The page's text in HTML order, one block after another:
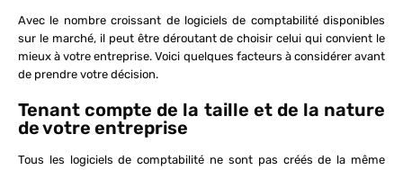
Avec le nombre croissant de logiciels de comptabilité disponibles
sur le marché, il peut être déroutant de choisir celui qui convient le
mieux à votre entreprise. Voici quelques facteurs à considérer avant
de prendre votre décision.
Tenant compte de la taille et de la nature
de votre entreprise
Tous les logiciels de comptabilité ne sont pas créés de la même